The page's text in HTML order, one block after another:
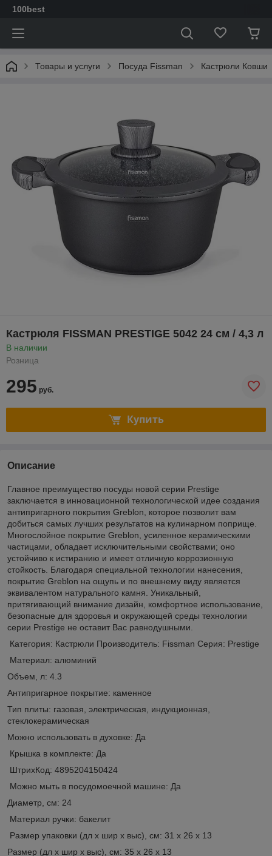
100best
Товары и услуги Посуда Fissman Кастрюли Ковши
Кастрюля FISSMAN PRESTIGE 5042 24 см / 4,3 л
В наличии
Розница
295 руб.
Купить
Описание
Главное преимущество посуды новой серии Prestige
заключается в инновационной технологической идее создания
антипригарного покрытия Greblon, которое позволит вам
добиться самых лучших результатов на кулинарном поприще.
Многослойное покрытие Greblon, усиленное керамическими
частицами, обладает исключительными свойствами; оно
устойчиво к истиранию и имеет отличную коррозионную
стойкость. Благодаря специальной технологии нанесения,
покрытие Greblon на ощупь и по внешнему виду является
эквивалентом натурального камня. Уникальный,
притягивающий внимание дизайн, комфортное использование,
безопасные для здоровья и окружающей среды технологии
серии Prestige не оставит Вас равнодушными.
Категория: Кастрюли Производитель: Fissman Серия: Prestige
Материал: алюминий
Объем, л: 4.3
Антипригарное покрытие: каменное
Тип плиты: газовая, электрическая, индукционная,
стеклокерамическая
Можно использовать в духовке: Да
Крышка в комплекте: Да
ШтрихКод: 4895204150424
Можно мыть в посудомоечной машине: Да
Диаметр, см: 24
Материал ручки: бакелит
Размер упаковки (дл х шир х выс), см: 31 х 26 х 13
Размер (дл х шир х выс), см: 35 х 26 х 13